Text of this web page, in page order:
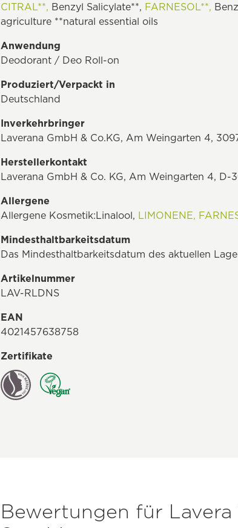
CITRAL**, Benzyl Salicylate**, FARNESOL**,
agriculture **natural essential oils
Anwendung
Deodorant / Deo Roll-on
Produziert/Verpackt in
Deutschland
Inverkehrbringer
Laverana GmbH & Co.KG, Am Weingarten 4,
Herstellerkontakt
Laverana GmbH & Co. KG, Am Weingarten 4, D-
Allergene
Allergene Kosmetik:Linalool, LIMONENE,
Mindesthaltbarkeitsdatum
Das Mindesthaltbarkeitsdatum des aktuellen
Artikelnummer
LAV-RLDNS
EAN
4021457638758
Zertifikate
Bewertungen für